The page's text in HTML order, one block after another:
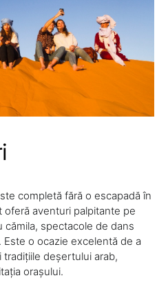
completă fără o escapadă în
aventuri palpitante pe
cămila, spectacole de dans
o ocazie excelentă de a
deșertului arab,
orașului.